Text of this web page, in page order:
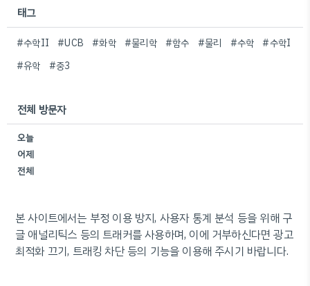
태그
#수학II #UCB #화학 #물리학 #함수 #물리 #수학 #수학I
#유학
#중3
전체 방문자
오늘
어제
전체
본 사이트에서는 부정 이용 방지, 사용자 통계 분석 등을 위해 구
글 애널리틱스 등의 트래커를 사용하며, 이에 거부하신다면 광고
최적화 끄기, 트래킹 차단 등의 기능을 이용해 주시기 바랍니다.